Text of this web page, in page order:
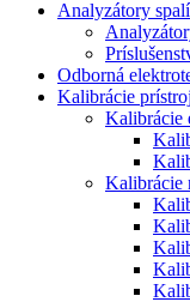
Analyzátory
Odborná
Kalibrácie
Kalibrácie
Kalibrácie